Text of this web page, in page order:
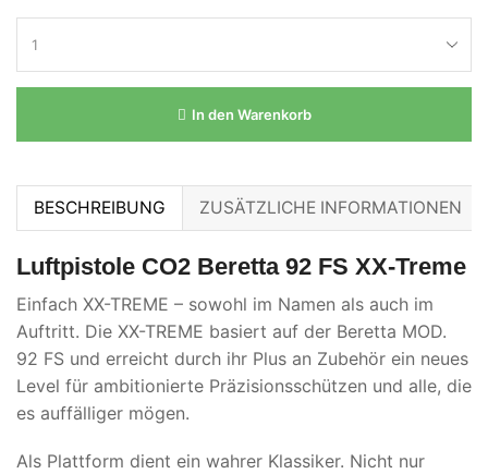
In den Warenkorb
BESCHREIBUNG ZUSÄTZLICHE INFORMATIONEN
Luftpistole CO2 Beretta 92 FS XX-Treme
Einfach XX-TREME – sowohl im Namen als auch im
Auftritt. Die XX-TREME basiert auf der Beretta MOD.
92 FS und erreicht durch ihr Plus an Zubehör ein neues
Level für ambitionierte Präzisionsschützen und alle, die
es auffälliger mögen.
Als Plattform dient ein wahrer Klassiker. Nicht nur